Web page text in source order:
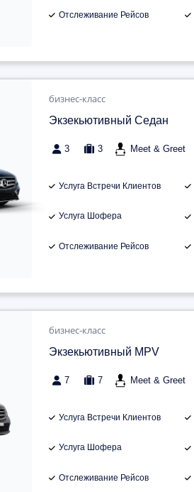
Отслеживание Рейсов
бизнес-класс
Экзекьютивный Седан
3 3 Meet & Greet
Услуга Встречи Клиентов
Услуга Шофера
Отслеживание Рейсов
бизнес-класс
Экзекьютивный MPV
7 7 Meet & Greet
Услуга Встречи Клиентов
Услуга Шофера
Отслеживание Рейсов